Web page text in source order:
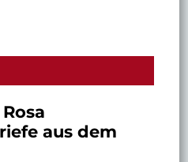
aus dem